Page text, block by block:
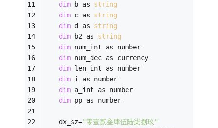
dim b as string
dim c as string
dim d as string
dim b2 as string
dim num_int as number
dim num_dec as currency
dim len_int as number
dim i as number
dim a_int as number
dim pp as number
    dx_sz=
"零壹贰叁肆伍陆柒捌玖"